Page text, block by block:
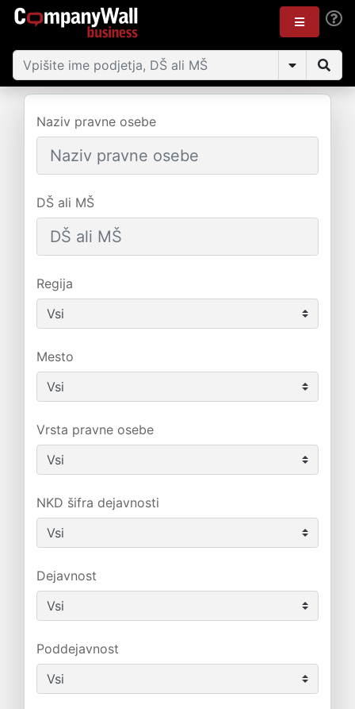
Naziv pravne osebe
DŠ ali MŠ
Regija
Mesto
Vrsta pravne osebe
NKD šifra dejavnosti
Dejavnost
Poddejavnost